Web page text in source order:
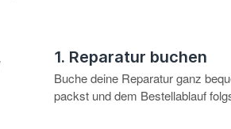
1. Reparatur buchen
Buche deine Reparatur ganz
packst und dem Bestellablauf